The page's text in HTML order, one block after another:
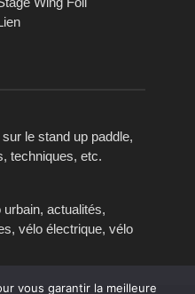
le stand up paddle,
techniques, etc.
actualités,
vélo électrique, vélo
vous garantir la meilleure